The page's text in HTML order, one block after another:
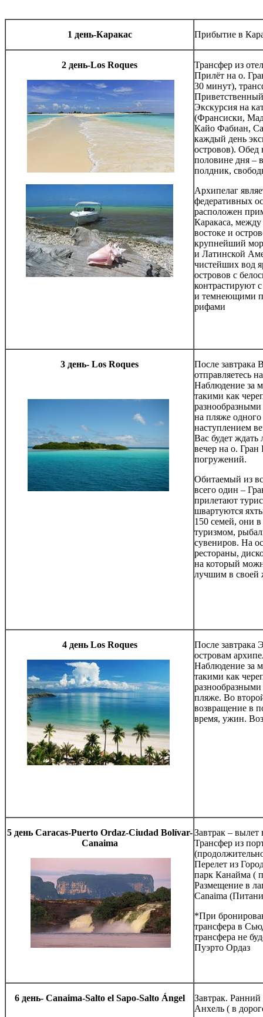
1 день-Каракас Прибытие в
2 день-Los Roques
Трансфер из
Прилёт на о.
30 минут),
Экскурсия на
(Франсиски,
Кайо Фабиан,
каждый день
островов). Обед
половине дня –
полдник,
Архипелаг
федеративных
расположен
Каракаса,
востоке и
крупнейший
и Латинской
чистейших вод
островов с
контрастируют
и темнеющими
рифами
3 день- Los Roques
После завтрака
отправляетесь
Наблюдение за
такими как
на пляже одного
наступлением
Вас будет
вечер на о.
погружений.
Обитаемый из
всего один –
прилетают
швартуются
150 семей, они
туризмом,
сувениров. На
рестораны,
на который
лучшим в своей
4 день Los Roques
После завтрака
островам
Наблюдение за
такими как
пляже. Во
возвращение в
время, ужин.
5 день Caracas-Puerto Ordaz-Ciudad Bolívar-
Canaima
Завтрак –
Трансфер из
Перелет из
парк Канайма (
Размещение в
Canaima
*При
трансфера в
трансфера не
Пуэрто Ордаз
6 день- Canaima-Salto el Sapo-Salto Ángel
Завтрак. Ранний
Анхель ( в